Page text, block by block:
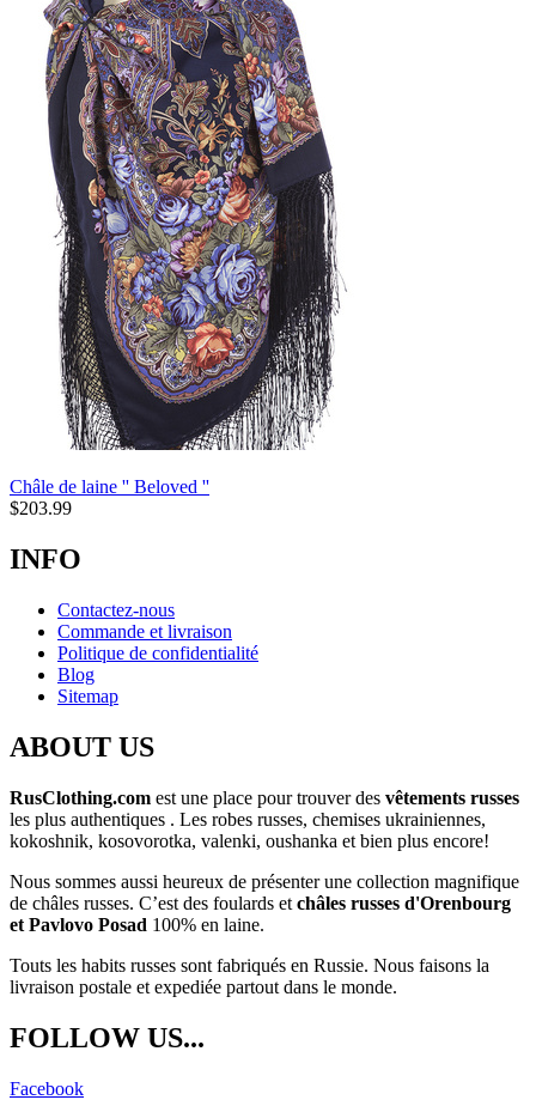
Châle de laine '' Beloved ''
$203.99
INFO
Contactez-nous
Commande et livraison
Politique de confidentialité
Blog
Sitemap
ABOUT US
RusClothing.com est une place pour trouver des vêtements russes
les plus authentiques . Les robes russes, chemises ukrainiennes,
kokoshnik, kosovorotka, valenki, oushanka et bien plus encore!
Nous sommes aussi heureux de présenter une collection magnifique
de châles russes. C’est des foulards et châles russes d'Orenbourg
et Pavlovo Posad 100% en laine.
Touts les habits russes sont fabriqués en Russie. Nous faisons la
livraison postale et expediée partout dans le monde.
FOLLOW US...
Facebook